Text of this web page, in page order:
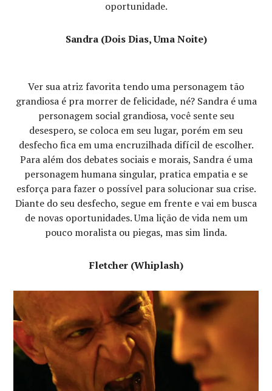
oportunidade.
Sandra (Dois Dias, Uma Noite)
Ver sua atriz favorita tendo uma personagem tão
grandiosa é pra morrer de felicidade, né? Sandra é uma
personagem social grandiosa, você sente seu
desespero, se coloca em seu lugar, porém em seu
desfecho fica em uma encruzilhada difícil de escolher.
Para além dos debates sociais e morais, Sandra é uma
personagem humana singular, pratica empatia e se
esforça para fazer o possível para solucionar sua crise.
Diante do seu desfecho, segue em frente e vai em busca
de novas oportunidades. Uma lição de vida nem um
pouco moralista ou piegas, mas sim linda.
Fletcher (Whiplash)